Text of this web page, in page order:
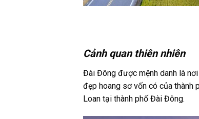
Cảnh quan thiên nhiên
Đài Đông được mệnh danh là
đẹp hoang sơ vốn có của thành
Loan tại thành phố Đài Đông.